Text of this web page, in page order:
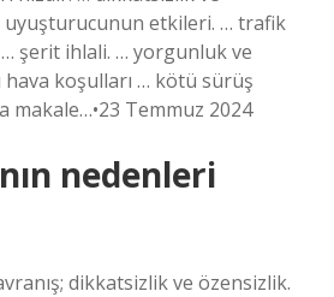
uyuşturucunun etkileri. … trafik
… şerit ihlali. … yorgunluk ve
koşulları … kötü sürüş
makale…•23 Temmuz 2024
nedenleri
dikkatsizlik ve özensizlik.